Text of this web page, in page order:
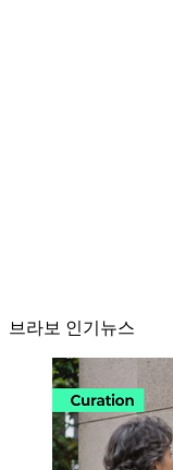
브라보 인기뉴스